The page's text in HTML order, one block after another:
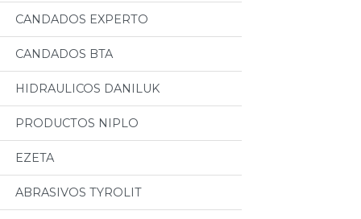
CANDADOS EXPERTO
CANDADOS BTA
HIDRAULICOS DANILUK
PRODUCTOS NIPLO
EZETA
ABRASIVOS TYROLIT